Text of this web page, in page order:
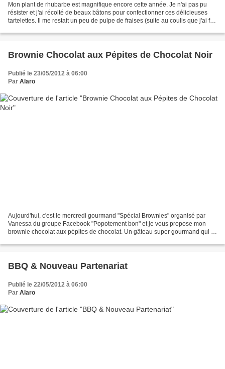
Mon plant de rhubarbe est magnifique encore cette année. Je n'ai pas pu
résister et j'ai récolté de beaux bâtons pour confectionner ces délicieuses
tartelettes. Il me restait un peu de pulpe de fraises (suite au coulis que j'ai fait
Brownie Chocolat aux Pépites de Chocolat Noir
Publié le 23/05/2012 à 06:00
Par Alaro
Aujourd'hui, c'est le mercredi gourmand "Spécial Brownies" organisé par
Vanessa du groupe Facebook "Popotement bon" et je vous propose mon
brownie chocolat aux pépites de chocolat. Un gâteau super gourmand qui a
BBQ & Nouveau Partenariat
Publié le 22/05/2012 à 06:00
Par Alaro